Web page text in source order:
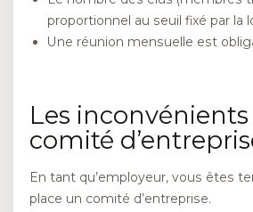
proportionnel au seuil fixé par la
Une réunion mensuelle est
Les inconvénients
comité
En tant qu’employeur, vous êtes
place un comité d’entreprise.